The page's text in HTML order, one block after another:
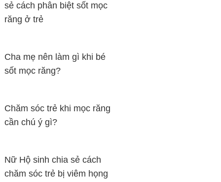
sẻ cách phân biệt sốt mọc
răng ở trẻ
Cha mẹ nên làm gì khi bé
sốt mọc răng?
Chăm sóc trẻ khi mọc răng
cần chú ý gì?
Nữ Hộ sinh chia sẻ cách
chăm sóc trẻ bị viêm họng